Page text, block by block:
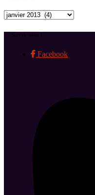
Archives
Suivez-nous !
Facebook